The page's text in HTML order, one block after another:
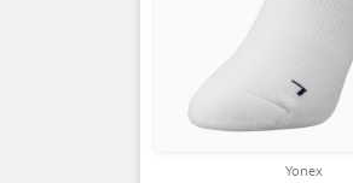
Yonex